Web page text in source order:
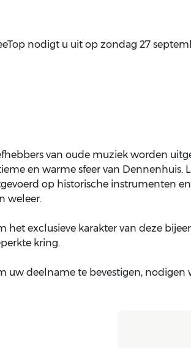
nodigt u uit op zondag 27
van oude muziek worden
en warme sfeer van Dennenhuis.
op historische instrumenten
weleer.​
het exclusieve karakter van deze
kring.
uw deelname te bevestigen,